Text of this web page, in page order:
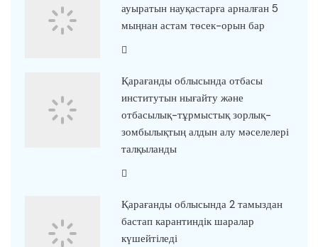
ауыратын науқастарға арналған 5
мыңнан астам төсек-орын бар
Қарағанды облысында отбасы
институтын нығайту және
отбасылық-тұрмыстық зорлық-
зомбылықтың алдын алу мәселелері
талқыланды
Қарағанды облысында 2 тамыздан
бастап карантиндік шаралар
күшейтіледі